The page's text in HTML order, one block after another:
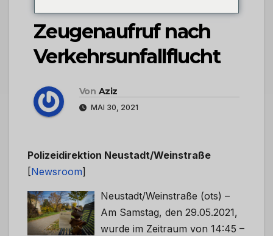
POL-PDNW:
Zeugenaufruf nach
Verkehrsunfallflucht
Von Aziz
MAI 30, 2021
Polizeidirektion Neustadt/Weinstraße
[Newsroom]
Neustadt/Weinstraße (ots) –
Am Samstag, den 29.05.2021,
wurde im Zeitraum von 14:45 –